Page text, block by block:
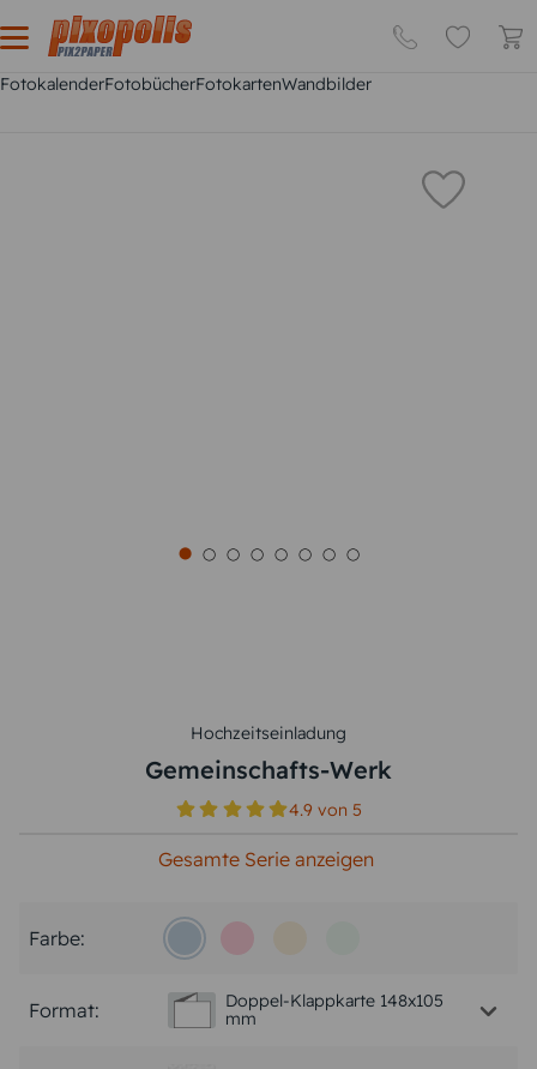
FotokalenderFotobücherFotokartenWandbilder
Hochzeitseinladung
Gemeinschafts-Werk
4.9 von5
Gesamte Serie anzeigen
Farbe:
Format:
Doppel-Klappkarte 148x105
mm